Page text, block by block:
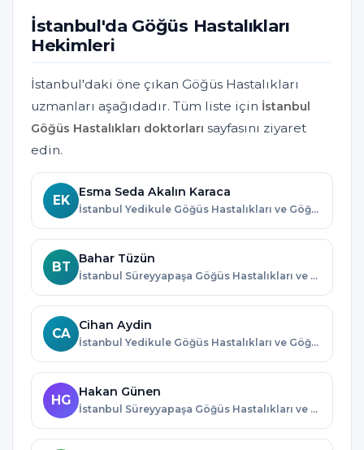
İstanbul'da Göğüs Hastalıkları
Hekimleri
İstanbul'daki öne çıkan Göğüs Hastalıkları
uzmanları aşağıdadır. Tüm liste için İstanbul
Göğüs Hastalıkları doktorları sayfasını ziyaret
edin.
EK
Esma Seda Akalın Karaca
İstanbul Yedikule Göğüs Hastalıkları ve Göğüs Cerrahisi Eğitim ve Araştırma Hastanesi · İstanbul
BT
Bahar Tüzün
İstanbul Süreyyapaşa Göğüs Hastalıkları ve Göğüs Cerrahisi Eğitim ve Araştırma Hastanesi · İstanbul
CA
Cihan Aydin
İstanbul Yedikule Göğüs Hastalıkları ve Göğüs Cerrahisi Eğitim ve Araştırma Hastanesi · İstanbul
HG
Hakan Günen
İstanbul Süreyyapaşa Göğüs Hastalıkları ve Göğüs Cerrahisi Eğitim ve Araştırma Hastanesi · İstanbul